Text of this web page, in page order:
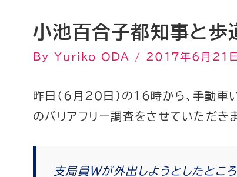
小池百合子都知事と歩
ByYuriko ODA / 2017年6月21日
昨日（6月20日）の16時から、手動車
のバリアフリー調査をさせていただき
支局員Wが外出しようとしたとこ